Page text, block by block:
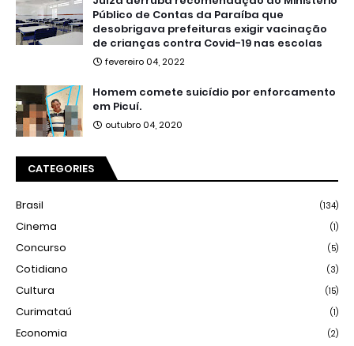
Público de Contas da Paraíba que
desobrigava prefeituras exigir vacinação
de crianças contra Covid-19 nas escolas
fevereiro 04, 2022
Homem comete suicídio por enforcamento
em Picuí.
outubro 04, 2020
CATEGORIES
Brasil (134)
Cinema (1)
Concurso (5)
Cotidiano (3)
Cultura (15)
Curimataú (1)
Economia (2)